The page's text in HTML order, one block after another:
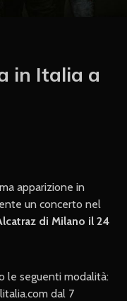
in Italia a
apparizione in
un concerto nel
di Milano il 24
le seguenti modalità:
dal 7